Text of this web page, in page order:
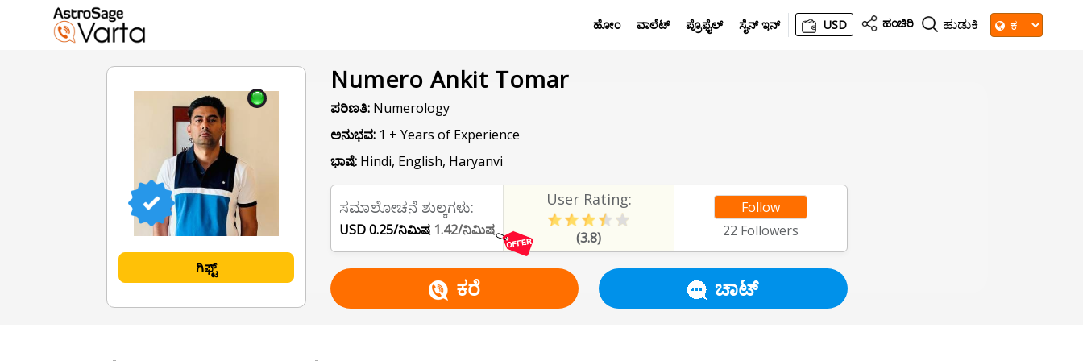
ಹೋಂ ವಾಲೆಟ್ ಪ್ರೊಫೈಲ್ ಸೈನ್ ಇನ್ USD ಹಂಚಿರಿ ಹುಡುಕಿ
ಗಿಫ್ಟ್
Numero Ankit Tomar
ಪರಿಣತಿ:Numerology
ಅನುಭವ:1 + Years of Experience
ಭಾಷೆ:Hindi, English, Haryanvi
ಸಮಾಲೋಚನೆ ಶುಲ್ಕಗಳು:
USD 0.25/ನಿಮಿಷ1.42/ನಿಮಿಷ
User Rating:
(3.8)
Follow
22 Followers
ಕರೆ ಚಾಟ್